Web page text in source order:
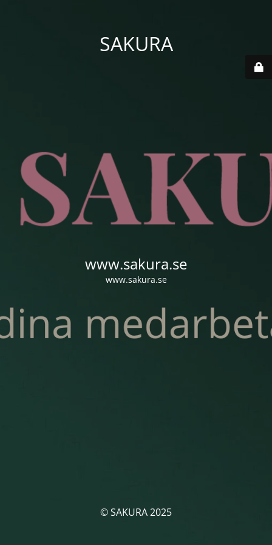
SAKURA
www.sakura.se
www.sakura.se
© SAKURA 2025